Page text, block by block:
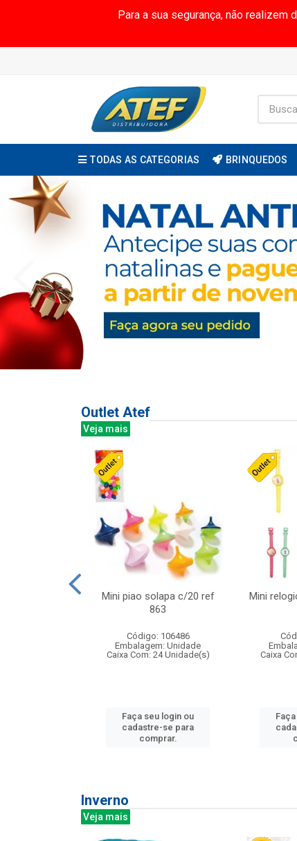
Para a sua segurança, não
TODAS AS CATEGORIAS BRINQUEDOS
Outlet Atef
Veja mais
Mini piao solapa c/20 ref
863
Código: 106486
Embalagem: Unidade
Caixa Com: 24 Unidade(s)
Faça seu login ou
cadastre-se para
comprar.
Mini
Caixa
Inverno
Veja mais